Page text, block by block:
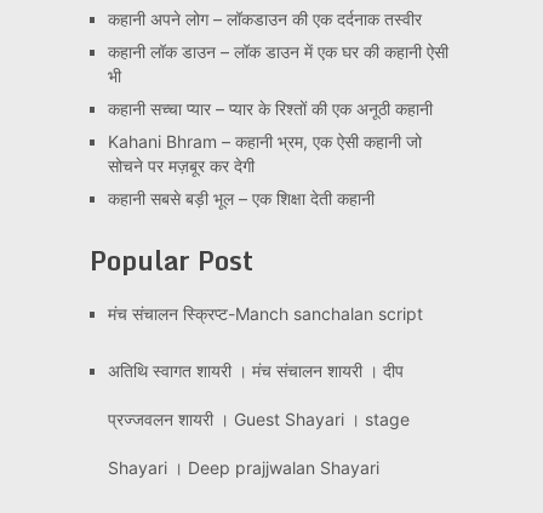
कहानी अपने लोग – लॉकडाउन की एक दर्दनाक तस्वीर
कहानी लॉक डाउन – लॉक डाउन में एक घर की कहानी ऐसी
भी
कहानी सच्चा प्यार – प्यार के रिश्तों की एक अनूठी कहानी
Kahani Bhram – कहानी भ्रम, एक ऐसी कहानी जो
सोचने पर मज़बूर कर देगी
कहानी सबसे बड़ी भूल – एक शिक्षा देती कहानी
Popular Post
मंच संचालन स्क्रिप्ट-Manch sanchalan script
अतिथि स्वागत शायरी । मंच संचालन शायरी । दीप
प्रज्जवलन शायरी । Guest Shayari । stage
Shayari । Deep prajjwalan Shayari